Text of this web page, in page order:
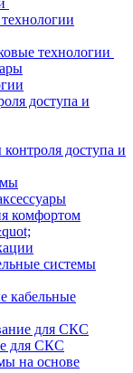
технологии
доступа и
доступа и
комфортом
системы
кабельные
для СКС
для СКС
на основе